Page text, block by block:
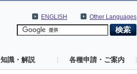
Other Languages
ENGLISH
知識・解説 各種申請・ご案内